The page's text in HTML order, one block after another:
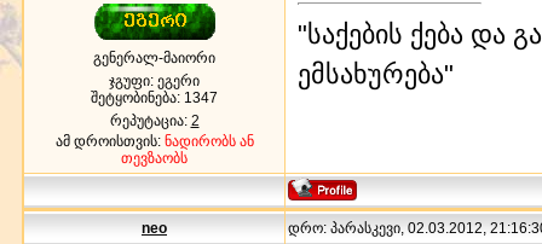
გენერალ-მაიორი
ჯგუფი: ეგერი
შეტყობინება: 1347
რეპუტაცია: 2
ამ დროისთვის: ნადირობს ან
თევზაობს
"საქების ქება და
ემსახურება"
neo დრო: პარასკევი, 02.03.2012,